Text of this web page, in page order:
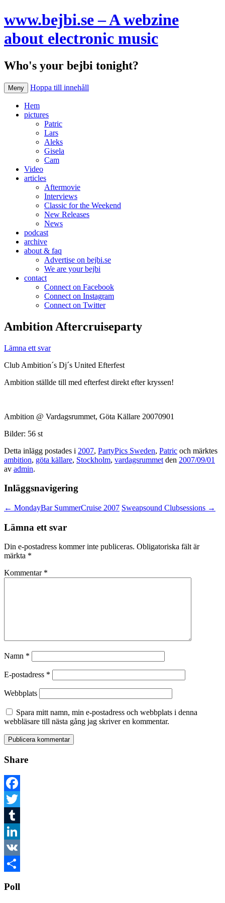
www.bejbi.se – A webzine
about electronic music
Who's your bejbi tonight?
Meny Hoppa till innehåll
Hem
pictures
Patric
Lars
Aleks
Gisela
Cam
Video
articles
Aftermovie
Interviews
Classic for the Weekend
New Releases
News
podcast
archive
about & faq
Advertise on bejbi.se
We are your bejbi
contact
Connect on Facebook
Connect on Instagram
Connect on Twitter
Ambition Aftercruiseparty
Lämna ett svar
Club Ambition´s Dj´s United Efterfest
Ambition ställde till med efterfest direkt efter kryssen!
Ambition @ Vardagsrummet, Göta Källare 20070901
Bilder: 56 st
Detta inlägg postades i 2007, PartyPics Sweden, Patric och märktes
ambition, göta källare, Stockholm, vardagsrummet den 2007/09/01
av admin.
Inläggsnavigering
← MondayBar SummerCruise 2007 Sweapsound Clubsessions →
Lämna ett svar
Din e-postadress kommer inte publiceras. Obligatoriska fält är
märkta *
Kommentar *
Namn *
E-postadress *
Webbplats
Spara mitt namn, min e-postadress och webbplats i denna
webbläsare till nästa gång jag skriver en kommentar.
Share
Facebook
Twitter
Tumblr
LinkedIn
VK
Poll